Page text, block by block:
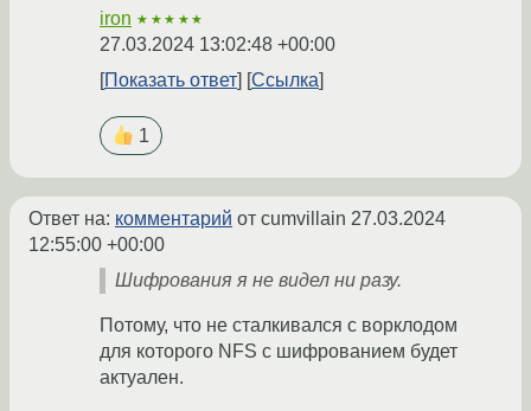
iron ★★★★★
27.03.2024 13:02:48 +00:00
Показать ответ
Ссылка
1
Ответ на: комментарий от cumvillain 27.03.2024
12:55:00 +00:00
Шифрования я не видел ни разу.
Потому, что не сталкивался с ворклодом
для которого NFS с шифрованием будет
актуален.